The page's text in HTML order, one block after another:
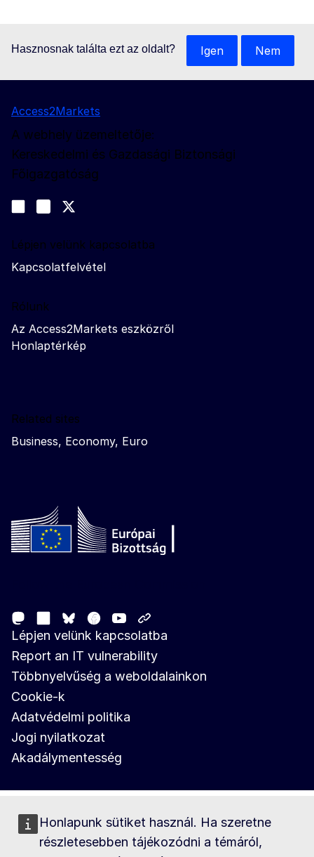
Honlapunk sütiket használ. Ha szeretne
részletesebben tájékozódni a témáról,
Hasznosnak találta ezt az oldalt? Igen Nem
Access2Markets
A webhely üzemeltetője:
Kereskedelmi és Gazdasági Biztonsági
Főigazgatóság
Join us on LinkedIn
Trade-Off podcast
Lépjen velünk kapcsolatba
Kapcsolatfelvétel
Rólunk
Az Access2Markets eszközről
Honlaptérkép
Related sites
Business, Economy, Euro
MastodonLinkedIn
Bluesky
Facebook
Youtube
Lépjen velünk kapcsolatba
Report an IT vulnerability
Többnyelvűség a weboldalainkon
Cookie-k
Adatvédelmi politika
Jogi nyilatkozat
Akadálymentesség